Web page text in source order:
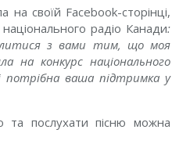
на своїй Facebook-сторінці,
радіо Канади:
з вами тим, що моя
на конкурс національного
потрібна ваша підтримка у
та послухати пісню можна